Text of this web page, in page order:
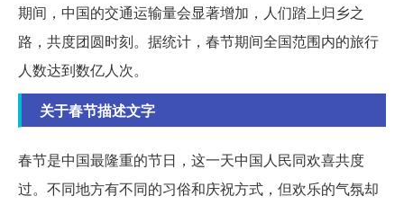
期间，中国的交通运输量会显著增加，人们踏上归乡之
路，共度团圆时刻。据统计，春节期间全国范围内的旅行
人数达到数亿人次。
关于春节描述文字
春节是中国最隆重的节日，这一天中国人民同欢喜共度
过。不同地方有不同的习俗和庆祝方式，但欢乐的气氛却